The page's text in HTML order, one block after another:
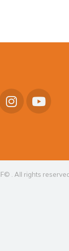
. All rights